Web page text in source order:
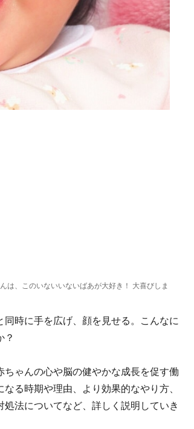
は、このいないいないばあが大好き！ 大喜びしま
時に手を広げ、顔を見せる。こんなに
？
ゃんの心や脳の健やかな成長を促す働
る時期や理由、より効果的なやり方、
法についてなど、詳しく説明していき